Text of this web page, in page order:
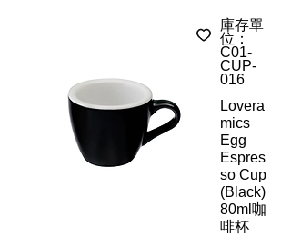
庫存單
位：
C01-
CUP-
016
Lovera
mics
Egg
Espres
so Cup
(Black)
80ml咖
啡杯